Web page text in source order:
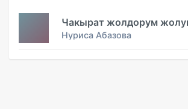
Чакырат жолдорум
Нуриса Абазова